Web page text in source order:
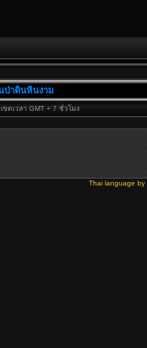
ป่าดินหินงาม
ตเวลา GMT + 7 ชั่วโมง
Thai language by